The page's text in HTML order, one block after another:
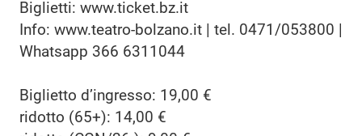
Biglietti: www.ticket.bz.it
Info: www.teatro-bolzano.it | tel. 0471/053800 |
Whatsapp 366 6311044
Biglietto d’ingresso: 19,00 €
ridotto (65+): 14,00 €